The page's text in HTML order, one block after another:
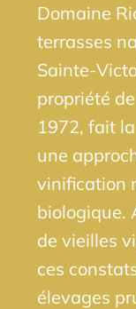
Domaine
terrasses
Sainte-
propriété
1972, fait
une
vinification
biologique.
de vieilles
ces
élevages